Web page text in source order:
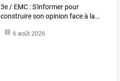
3e / EMC :S'informer pour
construireson opinion faceà la…
6 août 2026